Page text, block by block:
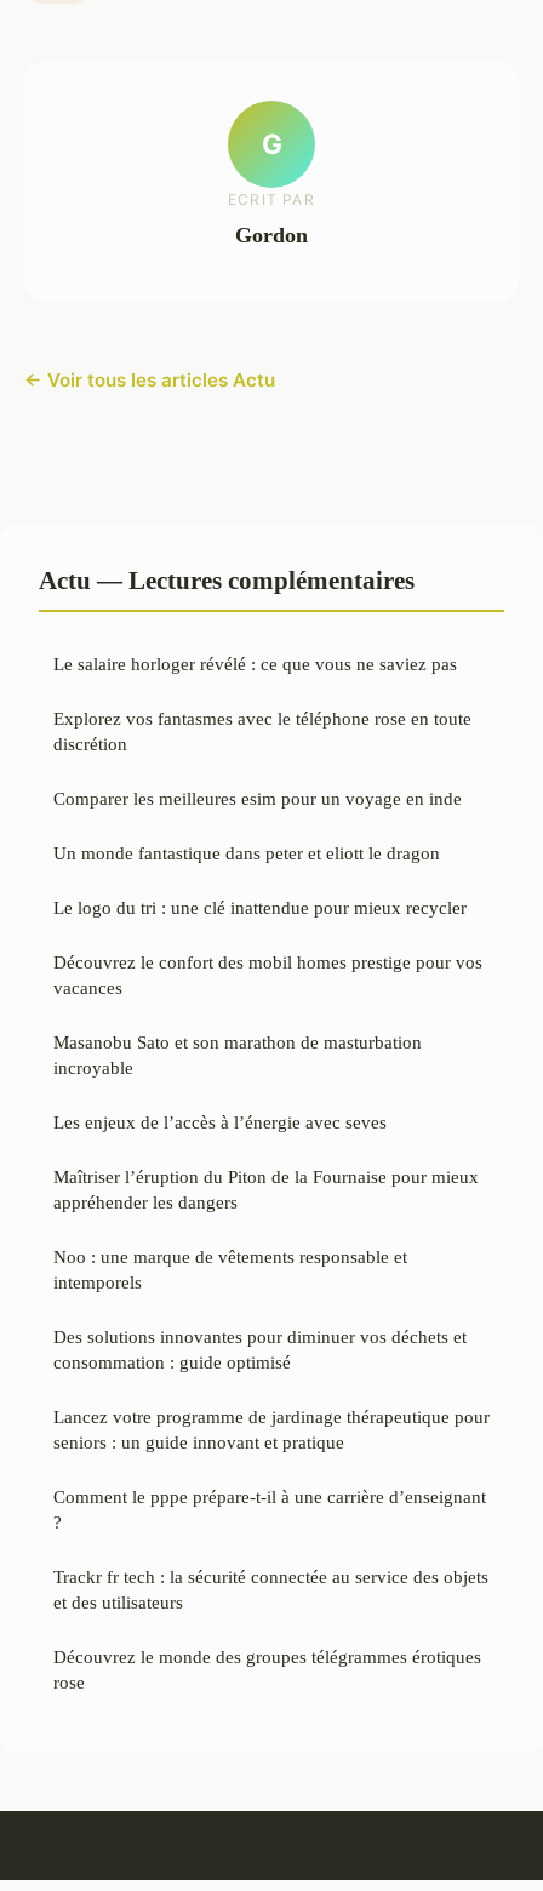
G
ECRIT PAR
Gordon
← Voir tous les articles Actu
Actu — Lectures complémentaires
Le salaire horloger révélé : ce que vous ne saviez pas
Explorez vos fantasmes avec le téléphone rose en toute
discrétion
Comparer les meilleures esim pour un voyage en inde
Un monde fantastique dans peter et eliott le dragon
Le logo du tri : une clé inattendue pour mieux recycler
Découvrez le confort des mobil homes prestige pour vos
vacances
Masanobu Sato et son marathon de masturbation
incroyable
Les enjeux de l’accès à l’énergie avec seves
Maîtriser l’éruption du Piton de la Fournaise pour mieux
appréhender les dangers
Noo : une marque de vêtements responsable et
intemporels
Des solutions innovantes pour diminuer vos déchets et
consommation : guide optimisé
Lancez votre programme de jardinage thérapeutique pour
seniors : un guide innovant et pratique
Comment le pppe prépare-t-il à une carrière d’enseignant
?
Trackr fr tech : la sécurité connectée au service des objets
et des utilisateurs
Découvrez le monde des groupes télégrammes érotiques
rose